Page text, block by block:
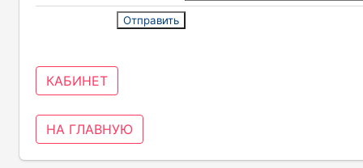
КАБИНЕТ
НА ГЛАВНУЮ